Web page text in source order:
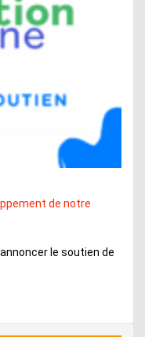
de notre
le soutien de